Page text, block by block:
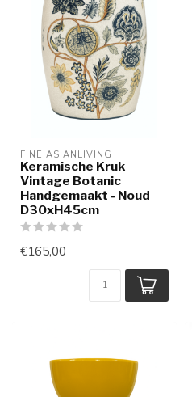
FINE ASIANLIVING
Keramische Kruk
Vintage Botanic
Handgemaakt - Noud
D30xH45cm
€165,00